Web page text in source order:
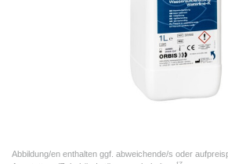
Abbildung/en enthalten ggf. abweichende/s oder